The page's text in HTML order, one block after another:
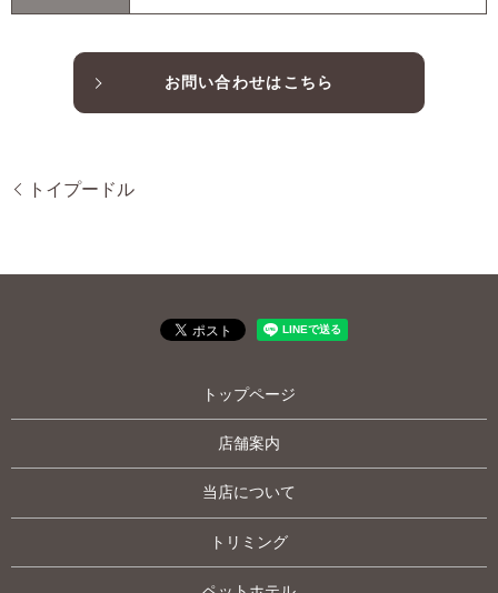
お問い合わせはこちら
トイプードル
トップページ
店舗案内
当店について
トリミング